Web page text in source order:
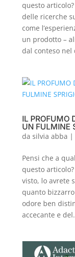
questo
delle ricerche
come
un prodotto –
dal conteso nel
IL PROFUMO
UN FULMINE
da silvia abba |
Pensi che a
questo
visto, lo avrete
quanto
odore ben
accecante e